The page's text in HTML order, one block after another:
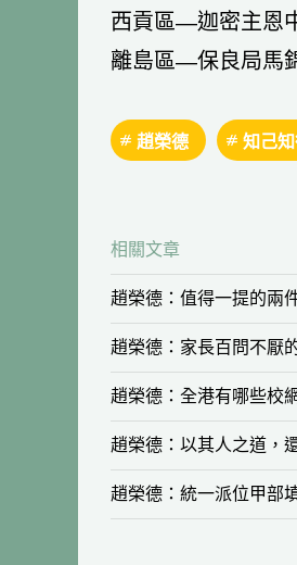
西貢區—迦密主恩
離島區—保良局馬
趙榮德 知己
相關文章
趙榮德：值得一提的兩
趙榮德：家長百問不厭
趙榮德：全港有哪些校
趙榮德：以其人之道，
趙榮德：統一派位甲部